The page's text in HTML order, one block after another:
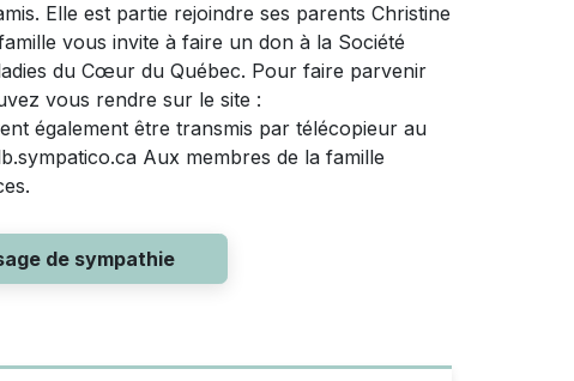
Elle est partie rejoindre ses parents Christine
vous invite à faire un don à la Société
du Cœur du Québec. Pour faire parvenir
vous rendre sur le site :
également être transmis par télécopieur au
Aux membres de la famille
de sympathie